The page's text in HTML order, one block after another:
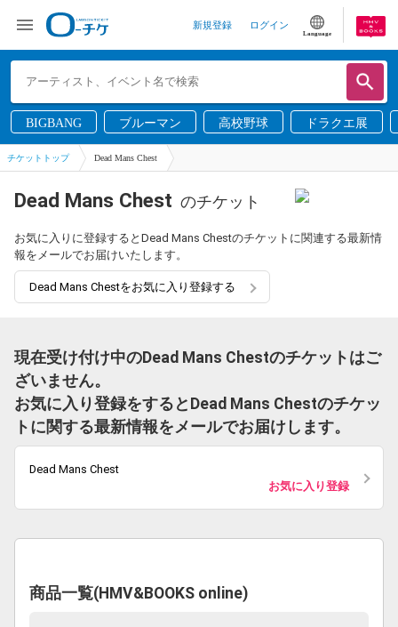
新規登録 ログイン
Language
BIGBANG ブルーマン 高校野球 ドラクエ展
チケットトップ Dead Mans Chest
Dead Mans Chest のチケット
お気に入りに登録するとDead Mans Chestのチケットに関連する最新情
報をメールでお届けいたします。
Dead Mans Chestをお気に入り登録する
現在受け付け中のDead Mans Chestのチケットはご
ざいません。
お気に入り登録をするとDead Mans Chestのチケッ
トに関する最新情報をメールでお届けします。
Dead Mans Chest
お気に入り登録
商品一覧(HMV&BOOKS online)